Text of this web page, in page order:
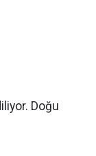
Doğu